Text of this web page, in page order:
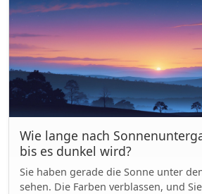
Wie lange nach
bis es dunkel wird?
Sie haben gerade die Sonne unter
sehen. Die Farben verblassen, und